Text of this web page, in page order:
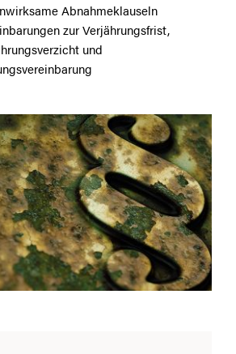
Abnahmeklauseln
zur Verjährungsfrist,
und